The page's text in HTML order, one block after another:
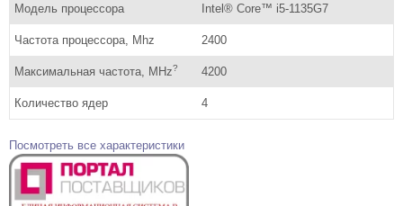
Модель процессора Intel® Core™ i5-1135G7
Частота процессора, Mhz 2400
Максимальная частота, MHz? 4200
Количество ядер 4
Посмотреть все характеристики